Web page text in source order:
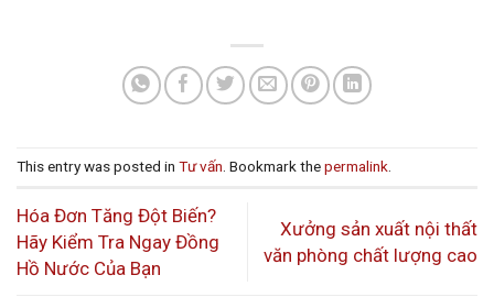
This entry was posted in Tư vấn . Bookmark thepermalink
Hóa Đơn Tăng Đột Biến?
Hãy Kiểm Tra Ngay Đồng
Hồ Nước Của Bạn
Xưởng sản xuất nội thất
văn phòng chất lượng cao